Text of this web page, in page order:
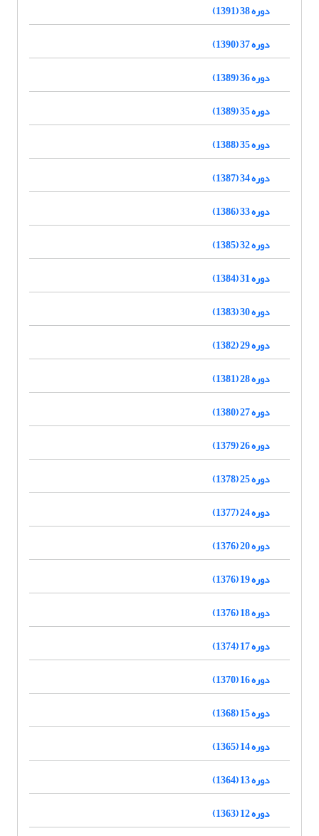
دوره 38 (1391)
دوره 37 (1390)
دوره 36 (1389)
دوره 35 (1389)
دوره 35 (1388)
دوره 34 (1387)
دوره 33 (1386)
دوره 32 (1385)
دوره 31 (1384)
دوره 30 (1383)
دوره 29 (1382)
دوره 28 (1381)
دوره 27 (1380)
دوره 26 (1379)
دوره 25 (1378)
دوره 24 (1377)
دوره 20 (1376)
دوره 19 (1376)
دوره 18 (1376)
دوره 17 (1374)
دوره 16 (1370)
دوره 15 (1368)
دوره 14 (1365)
دوره 13 (1364)
دوره 12 (1363)